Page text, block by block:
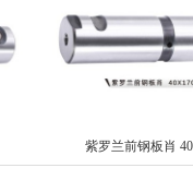
紫罗兰前钢板肖